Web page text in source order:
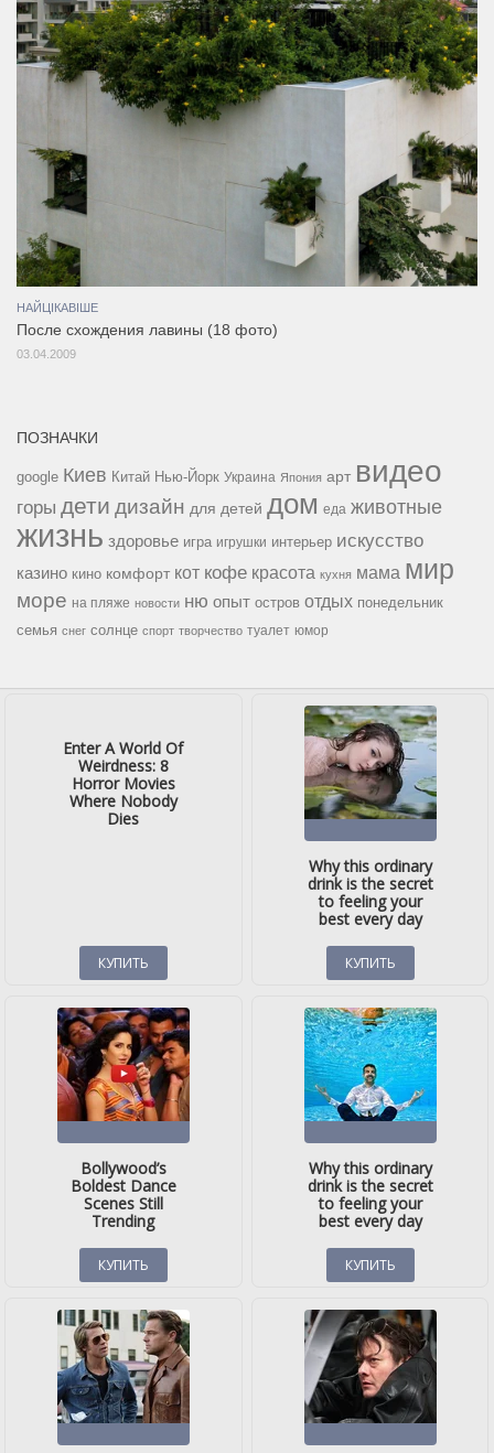
НАЙЦІКАВІШЕ
После схождения лавины (18 фото)
03.04.2009
ПОЗНАЧКИ
google Киев Китай Нью-Йорк Украина Япония арт видео
горы дети дизайн для детей дом еда животные
жизнь здоровье игра игрушки интерьер искусство
казино кино комфорт кот кофе красота кухня мама мир
море на пляже новости ню опыт остров отдых понедельник
семья снег солнце спорт творчество туалет юмор